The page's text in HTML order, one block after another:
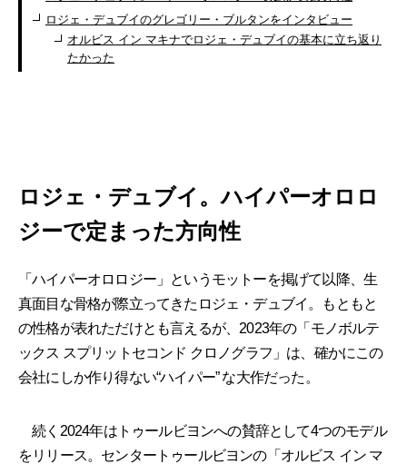
ロジェ・デュブイのグレゴリー・ブルタンをインタビュー
オルビス イン マキナでロジェ・デュブイの基本に立ち返り
たかった
ロジェ・デュブイ。ハイパーオロロ
ジーで定まった方向性
「ハイパーオロロジー」というモットーを掲げて以降、生
真面目な骨格が際立ってきたロジェ・デュブイ。もともと
の性格が表れただけとも言えるが、2023年の「モノボルテ
ックス スプリットセコンド クロノグラフ」は、確かにこの
会社にしか作り得ない“ハイパー” な大作だった。
続く2024年はトゥールビヨンへの賛辞として4つのモデル
をリリース。センタートゥールビヨンの「オルビス イン マ